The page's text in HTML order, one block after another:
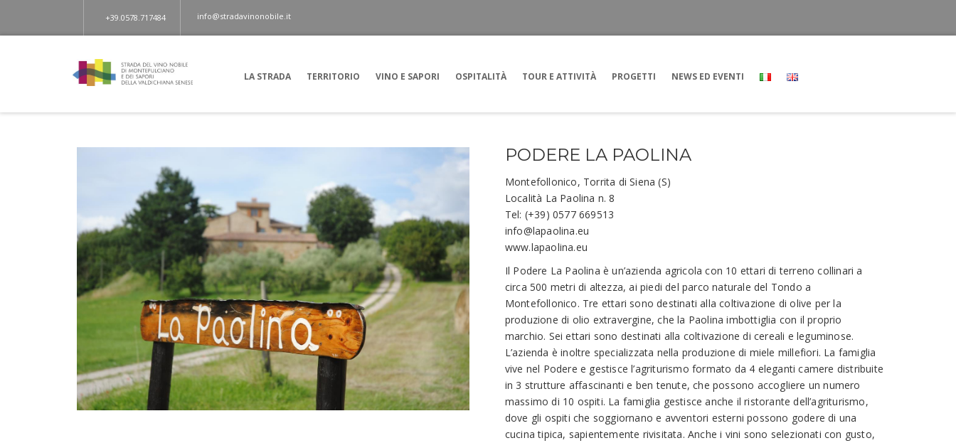
+39.0578.717484 info@stradavinonobile.it
LA STRADA TERRITORIO VINO E SAPORI OSPITALITÀ TOUR E ATTIVITÀ PROGETTI NEWS ED EVENTI
PODERE LA PAOLINA
Montefollonico, Torrita di Siena (S)
Località La Paolina n. 8
Tel: (+39) 0577 669513
info@lapaolina.eu
www.lapaolina.eu
Il Podere La Paolina è un’azienda agricola con 10 ettari di terreno collinari a
circa 500 metri di altezza, ai piedi del parco naturale del Tondo a
Montefollonico. Tre ettari sono destinati alla coltivazione di olive per la
produzione di olio extravergine, che la Paolina imbottiglia con il proprio
marchio. Sei ettari sono destinati alla coltivazione di cereali e leguminose.
L’azienda è inoltre specializzata nella produzione di miele millefiori. La famiglia
vive nel Podere e gestisce l’agriturismo formato da 4 eleganti camere distribuite
in 3 strutture affascinanti e ben tenute, che possono accogliere un numero
massimo di 10 ospiti. La famiglia gestisce anche il ristorante dell’agriturismo,
dove gli ospiti che soggiornano e avventori esterni possono godere di una
cucina tipica, sapientemente rivisitata. Anche i vini sono selezionati con gusto,